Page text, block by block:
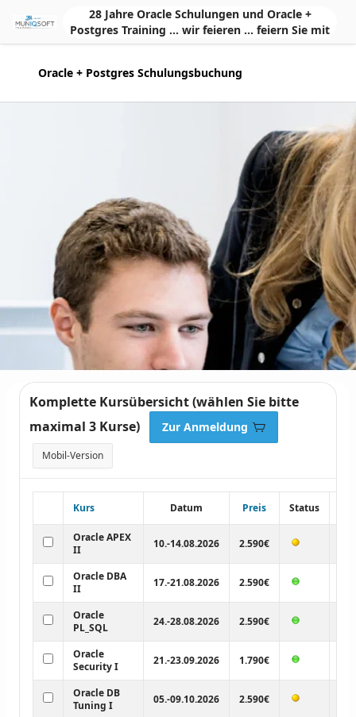
Skip to Main Content28 Jahre Oracle Schulungen und Oracle +
Postgres Training ... wir feieren ... feiern Sie mit
Oracle + Postgres Schulungsbuchung
Komplette Kursübersicht (wählen Sie bitte
maximal 3 Kurse)
Zur Anmeldung
Mobil-Version
Kurs Datum Preis Status
Oracle APEX
II
10.-14.08.2026 2.590€
Oracle DBA
II
17.-21.08.2026 2.590€
Oracle
PL_SQL
24.-28.08.2026 2.590€
Oracle
Security I
21.-23.09.2026 1.790€
Oracle DB
Tuning I
05.-09.10.2026 2.590€